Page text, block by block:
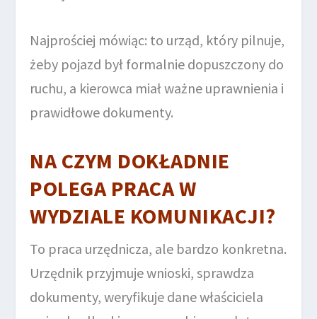
Najprościej mówiąc: to urząd, który pilnuje,
żeby pojazd był formalnie dopuszczony do
ruchu, a kierowca miał ważne uprawnienia i
prawidłowe dokumenty.
NA CZYM DOKŁADNIE
POLEGA PRACA W
WYDZIALE KOMUNIKACJI?
To praca urzędnicza, ale bardzo konkretna.
Urzędnik przyjmuje wnioski, sprawdza
dokumenty, weryfikuje dane właściciela